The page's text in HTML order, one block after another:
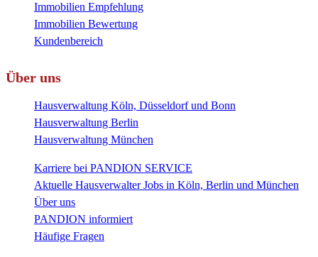
Immobilien Empfehlung
Immobilien Bewertung
Kundenbereich
Über uns
Hausverwaltung Köln, Düsseldorf und Bonn
Hausverwaltung Berlin
Hausverwaltung München
Karriere bei PANDION SERVICE
Aktuelle Hausverwalter Jobs in Köln, Berlin und München
Über uns
PANDION informiert
Häufige Fragen